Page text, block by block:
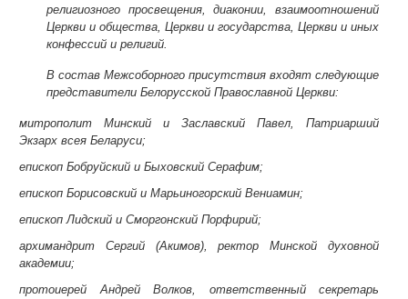
религиозного просвещения, диаконии, взаимоотношений
Церкви и общества, Церкви и государства, Церкви и иных
конфессий и религий.
В состав Межсоборного присутствия входят следующие
представители Белорусской Православной Церкви:
митрополит Минский и Заславский Павел, Патриарший
Экзарх всея Беларуси;
епископ Бобруйский и Быховский Серафим;
епископ Борисовский и Марьиногорский Вениамин;
епископ Лидский и Сморгонский Порфирий;
архимандрит Сергий (Акимов), ректор Минской духовной
академии;
протоиерей Андрей Волков, ответственный секретарь